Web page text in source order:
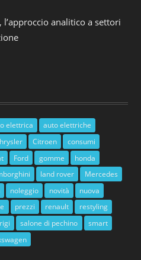
l’approccio analitico a settori
elettrica
auto elettriche
Citroen
consumi
Ford gomme
honda
land rover
Mercedes
noleggio novità
nuova
prezzi renault
restyling
salone di pechino
smart